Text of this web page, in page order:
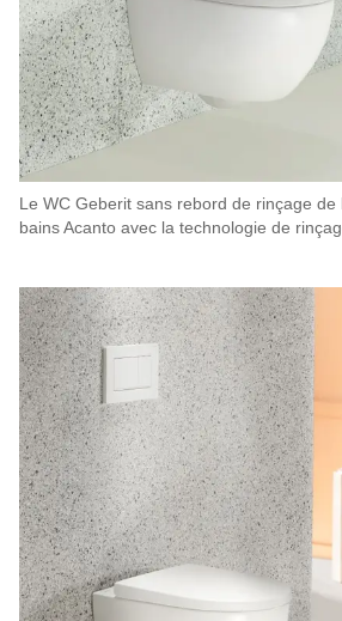
Le WC Geberit sans rebord de rinçage de
bains Acanto avec la technologie de